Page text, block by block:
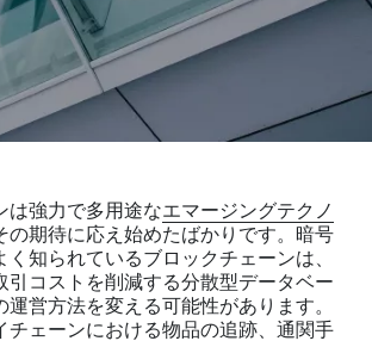
は強力で多用途なエマージングテクノ
の期待に応え始めたばかりです。暗号
知られているブロックチェーンは、
引コストを削減する分散型データベー
運営方法を変える可能性があります。
チェーンにおける物品の追跡、通関手